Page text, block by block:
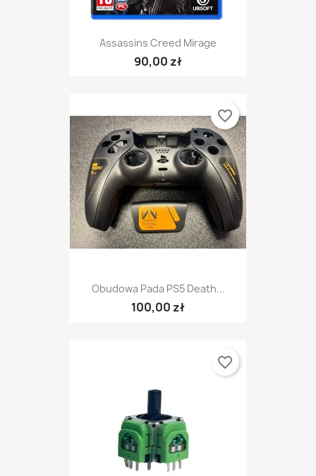
Assassins Creed Mirage
90,00 zł
Obudowa Pada PS5 Death...
100,00 zł
favorite_border
favorite_border